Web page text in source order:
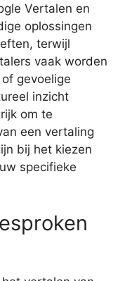
Vertalen en
oplossingen
terwijl
vaak worden
gevoelige
inzicht
om te
een vertaling
bij het kiezen
specifieke